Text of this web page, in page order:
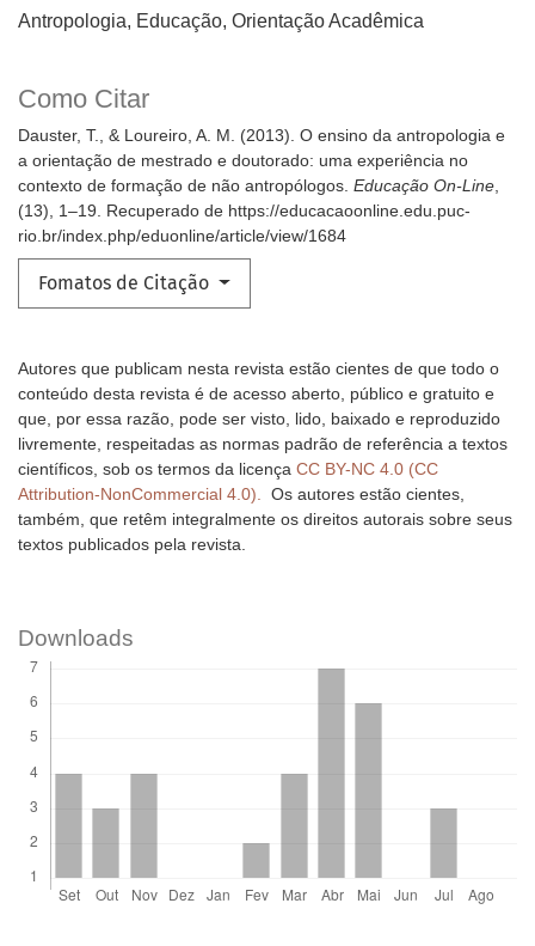
Antropologia Educação Orientação Acadêmica
Como Citar
Dauster, T., & Loureiro, A. M. (2013). O ensino da antropologia e
a orientação de mestrado e doutorado: uma experiência no
contexto de formação de não antropólogos. Educação On-Line,
(13), 1–19. Recuperado de https://educacaoonline.edu.puc-
rio.br/index.php/eduonline/article/view/1684
Fomatos de Citação
Autores que publicam nesta revista estão cientes de que todo o
conteúdo desta revista é de acesso aberto, público e gratuito e
que, por essa razão, pode ser visto, lido, baixado e reproduzido
livremente, respeitadas as normas padrão de referência a textos
científicos, sob os termos da licença CC BY-NC 4.0 (CC
Attribution-NonCommercial 4.0). Os autores estão cientes,
também, que retêm integralmente os direitos autorais sobre seus
textos publicados pela revista.
Downloads